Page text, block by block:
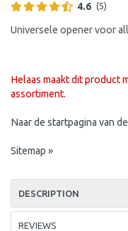
4.6 (5)
Universele opener voor
Helaas maakt dit product
assortiment.
Naar de startpagina van
Sitemap »
DESCRIPTION
REVIEWS